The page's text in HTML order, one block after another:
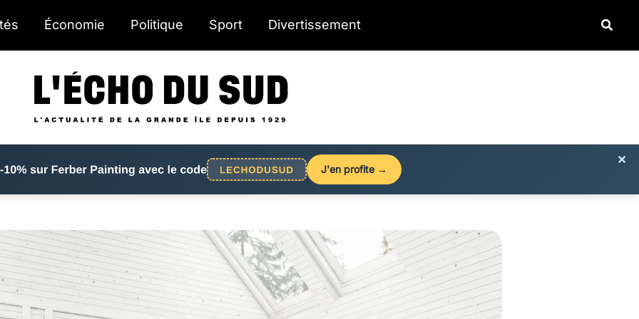
Économie Politique Sport Divertissement
×
J'en profite →